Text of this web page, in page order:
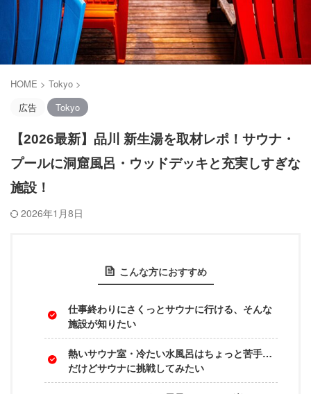
HOME > Tokyo >
広告
Tokyo
【2026最新】品川 新生湯を取材レポ！サウナ・
プールに洞窟風呂・ウッドデッキと充実しすぎな
施設！
2026年1月8日
こんな方におすすめ
仕事終わりにさくっとサウナに行ける、そんな
施設が知りたい
熱いサウナ室・冷たい水風呂はちょっと苦手…
だけどサウナに挑戦してみたい